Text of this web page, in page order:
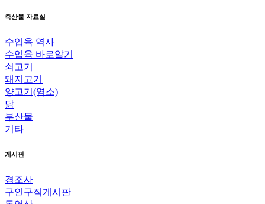
축산물 자료실
수입육 역사
수입육 바로알기
쇠고기
돼지고기
양고기(염소)
닭
부산물
기타
게시판
경조사
구인구직게시판